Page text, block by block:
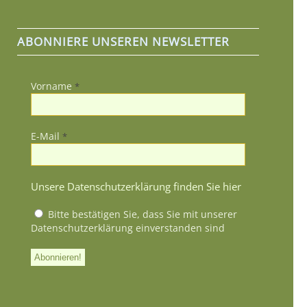
ABONNIERE UNSEREN NEWSLETTER
Vorname *
E-Mail *
Unsere Datenschutzerklärung finden Sie hier
Bitte bestätigen Sie, dass Sie mit unserer
Datenschutzerklärung einverstanden sind